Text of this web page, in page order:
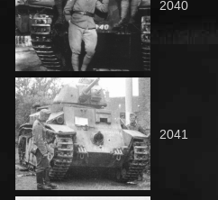
2040
2041